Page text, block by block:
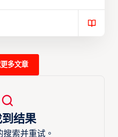
Game
多文章
结果
索并重试。